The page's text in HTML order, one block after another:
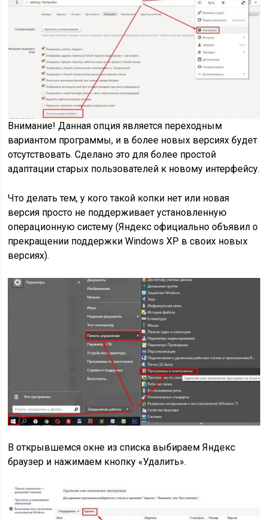
Внимание! Данная опция является переходным
вариантом программы, и в более новых версиях будет
отсутствовать. Сделано это для более простой
адаптации старых пользователей к новому интерфейсу.
Что делать тем, у кого такой копки нет или новая
версия просто не поддерживает установленную
операционную систему (Яндекс официально объявил о
прекращении поддержки Windows XP в своих новых
версиях).
В открывшемся окне из списка выбираем Яндекс
браузер и нажимаем кнопку «Удалить».